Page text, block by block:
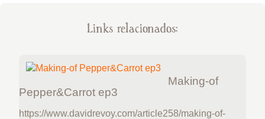
Links relacionados:
Making-of
Pepper&Carrot ep3
https://www.davidrevoy.com/article258/making-of-